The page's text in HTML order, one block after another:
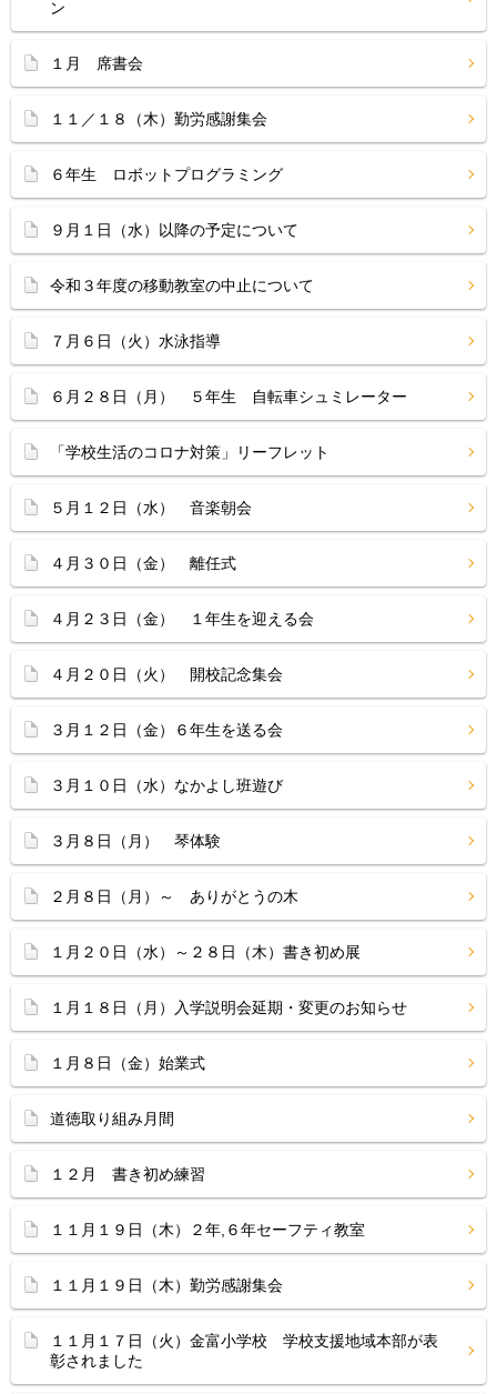
ン
１月 席書会
１１／１８（木）勤労感謝集会
６年生 ロボットプログラミング
９月１日（水）以降の予定について
令和３年度の移動教室の中止について
７月６日（火）水泳指導
６月２８日（月） ５年生 自転車シュミレーター
「学校生活のコロナ対策」リーフレット
５月１２日（水） 音楽朝会
４月３０日（金） 離任式
４月２３日（金） １年生を迎える会
４月２０日（火） 開校記念集会
３月１２日（金）６年生を送る会
３月１０日（水）なかよし班遊び
３月８日（月） 琴体験
２月８日（月）～ ありがとうの木
１月２０日（水）～２８日（木）書き初め展
１月１８日（月）入学説明会延期・変更のお知らせ
１月８日（金）始業式
道徳取り組み月間
１２月 書き初め練習
１１月１９日（木）２年,６年セーフティ教室
１１月１９日（木）勤労感謝集会
１１月１７日（火）金富小学校 学校支援地域本部が表
彰されました